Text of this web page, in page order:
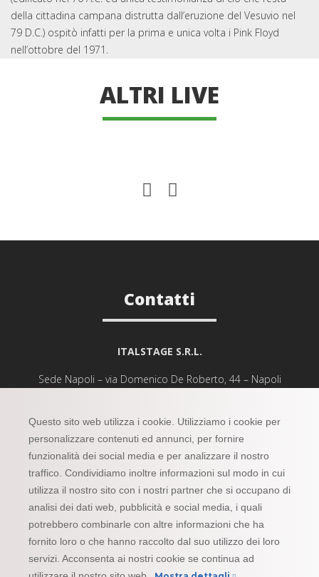
della cittadina campana distrutta dall’eruzione del Vesuvio nel
79 D.C.) ospitò infatti per la prima e unica volta i Pink Floyd
nell’ottobre del 1971.
ALTRI LIVE
Contatti
ITALSTAGE S.R.L.
Sede Napoli – via Domenico De Roberto, 44 – Napoli
Capitale Sociale 300.000,00 euro
Provincia Ufficio Registro Napoli
Numero Rea 852973
Pecitalstagesrl@arubapec.it
Copyright © Kidea
Questo sito web utilizza i cookie. Utilizziamo i cookie per
personalizzare contenuti ed annunci, per fornire
funzionalità dei social media e per analizzare il nostro
traffico. Condividiamo inoltre informazioni sul modo in cui
utilizza il nostro sito con i nostri partner che si occupano di
analisi dei dati web, pubblicità e social media, i quali
potrebbero combinarle con altre informazioni che ha
fornito loro o che hanno raccolto dal suo utilizzo dei loro
servizi. Acconsenta ai nostri cookie se continua ad